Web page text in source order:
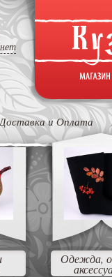
Доставка и Оплата
Одежда,